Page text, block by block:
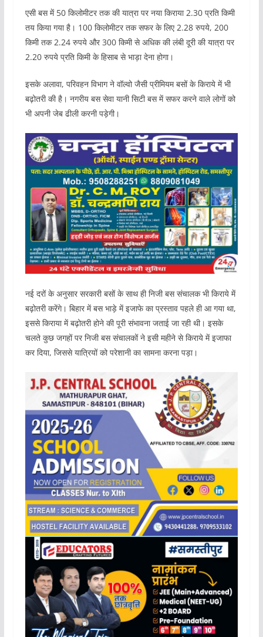
एसी बस में 50 किलोमीटर तक की यात्रा पर नया किराया 2.30 प्रति किमी
तय किया गया है। 100 किलोमीटर तक सफर के लिए 2.28 रुपये, 200
किमी तक 2.24 रुपये और 300 किमी से अधिक की लंबी दूरी की यात्रा पर
2.20 रुपये प्रति किमी के हिसाब से भाड़ा देना होगा।
इसके अलावा, परिवहन विभाग ने वॉल्वो जैसी प्रीमियम बसों के किराये में भी
बढ़ोतरी की है। नगरीय बस सेवा यानी सिटी बस में सफर करने वाले लोगों को
भी अपनी जेब ढीली करनी पड़ेगी।
नई दरों के अनुसार सरकारी बसों के साथ ही निजी बस संचालक भी किराये में
बढ़ोतरी करेंगे। बिहार में बस भाड़े में इजाफे का प्रस्ताव पहले ही आ गया था,
इससे किराया में बढ़ोतरी होने की पूरी संभावना जताई जा रही थी। इसके
चलते कुछ जगहों पर निजी बस संचालकों ने इसी महीने से किराये में इजाफा
कर दिया, जिससे यात्रियों को परेशानी का सामना करना पड़ा।